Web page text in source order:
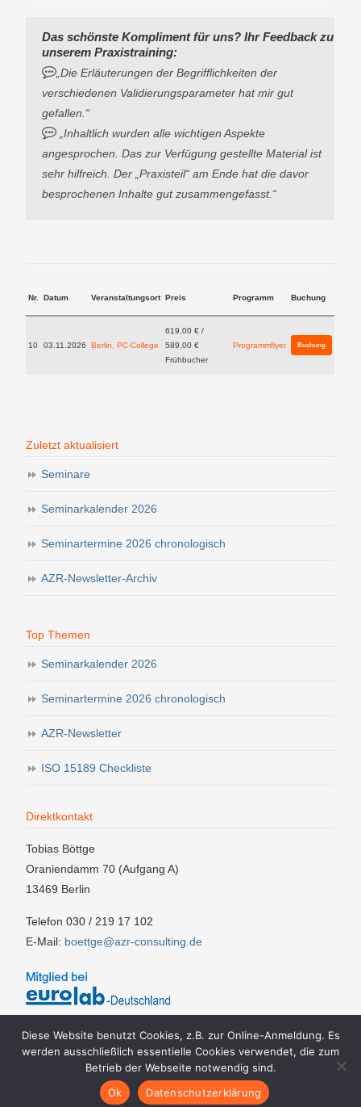
Das schönste Kompliment für uns? Ihr Feedback zu
unserem Praxistraining:
„Die Erläuterungen der Begrifflichkeiten der
verschiedenen Validierungsparameter hat mir gut
gefallen.“
„Inhaltlich wurden alle wichtigen Aspekte
angesprochen. Das zur Verfügung gestellte Material ist
sehr hilfreich. Der „Praxisteil“ am Ende hat die davor
besprochenen Inhalte gut zusammengefasst.“
Nr. Datum Veranstaltungsort Preis Programm Buchung
10 03.11.2026 Berlin, PC-College
619,00 € /
589,00 €
Frühbucher
Programmflyer Buchung
Zuletzt aktualisiert
Seminare
Seminarkalender 2026
Seminartermine 2026 chronologisch
AZR-Newsletter-Archiv
Top Themen
Seminarkalender 2026
Seminartermine 2026 chronologisch
AZR-Newsletter
ISO 15189 Checkliste
Direktkontakt
Tobias Böttge
Oraniendamm 70 (Aufgang A)
13469 Berlin
Telefon 030 / 219 17 102
E-Mail: boettge@azr-consulting.de
AGBs
Teilnahmebedingungen
Datenschutzerklärung
Diese Website benutzt Cookies, z.B. zur Online-Anmeldung. Es
werden ausschließlich essentielle Cookies verwendet, die zum
Betrieb der Webseite notwendig sind.
Ok
Datenschutzerklärung